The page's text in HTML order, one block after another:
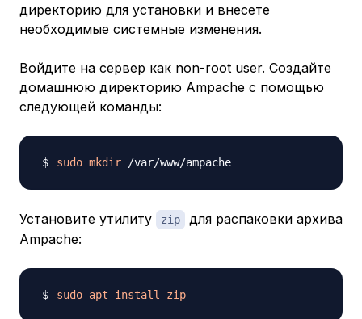
директорию для установки и внесете
необходимые системные изменения.
Войдите на сервер как non-root user. Создайте
домашнюю директорию Ampache с помощью
следующей команды:
sudo mkdir
Установите утилиту zip
для распаковки архива
Ampache:
sudo apt install zip